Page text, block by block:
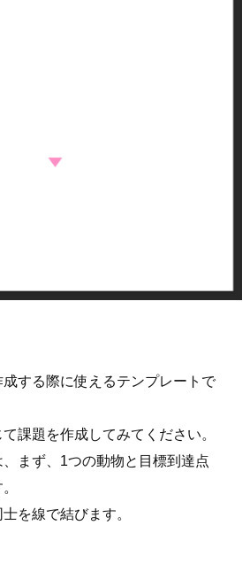
する際に使えるテンプレートで
課題を作成してみてください。
まず、1つの動物と目標到達点
を線で結びます。